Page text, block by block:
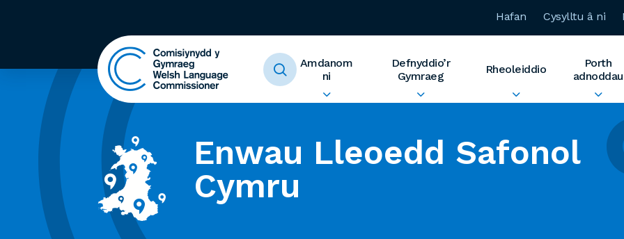
Hafan Cysylltu â ni
Amdanom
ni
Defnyddio’r
Gymraeg
Rheoleiddio
Porth
adnoddau
Enwau Lleoedd Safonol
Cymru